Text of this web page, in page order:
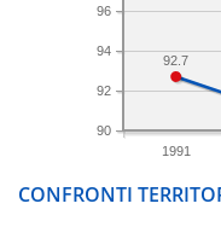
1991
90
92
94
96
92.7
CONFRONTI